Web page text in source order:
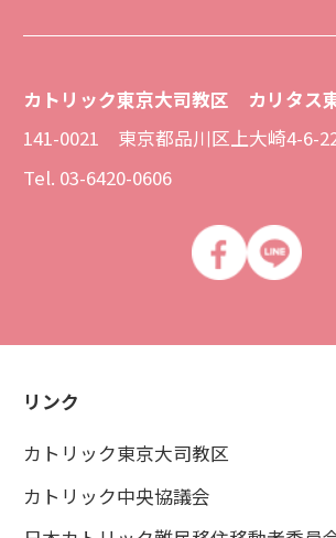
カトリック東京大司教区 カリタス
141-0021 東京都品川区上大崎4-6-
Tel. 03-6420-0606
リンク
カトリック東京大司教区
カトリック中央協議会